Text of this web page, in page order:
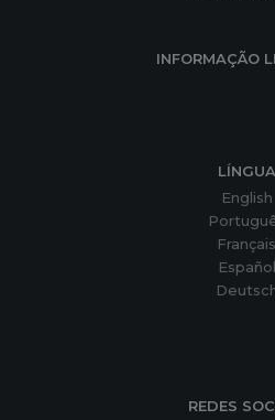
INFORMAÇÃO
LÍNGUA
English
Français
Español
REDES